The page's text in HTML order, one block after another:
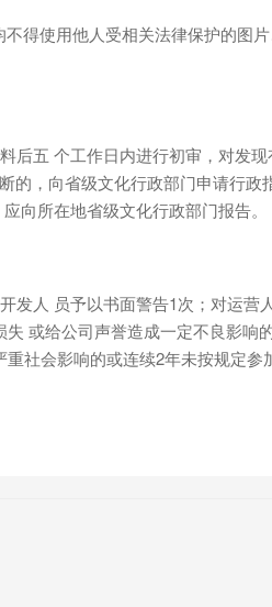
得使用他人受相关法律保护的图
后五 个工作日内进行初审，对发
，向省级文化行政部门申请行
向所在地省级文化行政部门报告。
发人 员予以书面警告1次；对运营
或给公司声誉造成一定不良影响
社会影响的或连续2年未按规定